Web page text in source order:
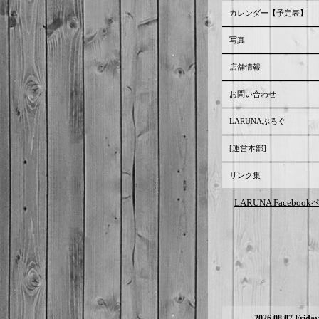
カレンダー【予定表】
写真
店舗情報
お問い合わせ
LARUNAぶろぐ
[運営本部]
リンク集
LARUNA Facebook